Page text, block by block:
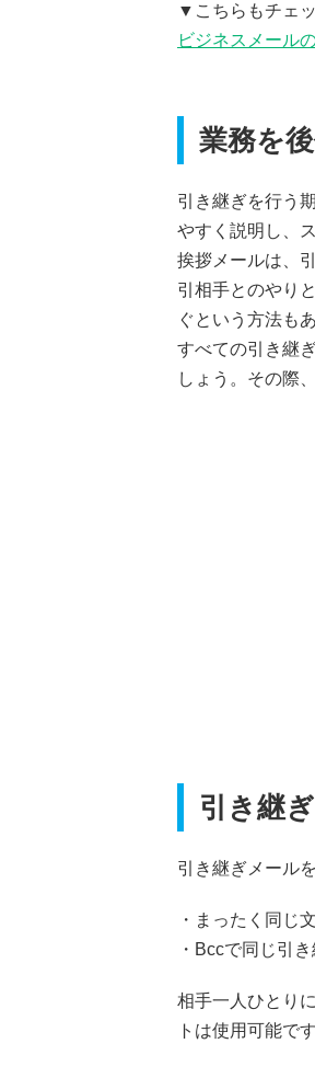
▼こちらもチェッ
ビジネスメール
業務を
引き継ぎを行う
やすく説明し、
挨拶メールは、
引相手とのやり
ぐという方法も
すべての引き継
しょう。その際
引き継
引き継ぎメール
・まったく同じ
・Bccで同じ引
相手一人ひとり
トは使用可能で